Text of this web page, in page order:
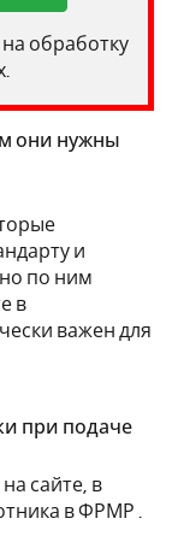
обработку
они нужны
и
по ним
в
важен для
при подаче
сайте, в
в ФРМР .